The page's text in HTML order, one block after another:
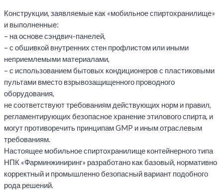
Конструкции, заявляемые как «мобильное спиртохранилище»
и выполненные:
– на основе сэндвич-панелей,
– с обшивкой внутренних стен профлистом или иными
неприемлемыми материалами,
– с использованием бытовых кондиционеров с пластиковыми
пультами вместо взрывозащищенного проводного
оборудования,
не соответствуют требованиям действующих норм и правил,
регламентирующих безопасное хранение этилового спирта, и
могут противоречить принципам GMP и иным отраслевым
требованиям.
Настоящее мобильное спиртохранилище контейнерного типа
НПК «Фарминжиниринг» разработано как базовый, нормативно
корректный и промышленно безопасный вариант подобного
рода решений.